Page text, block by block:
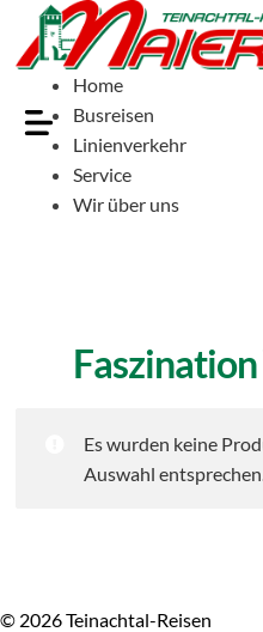
Home
Busreisen
Linienverkehr
Service
Wir über uns
Es wurden keine
Auswahl entsprechen.
© 2026 Teinachtal-Reisen